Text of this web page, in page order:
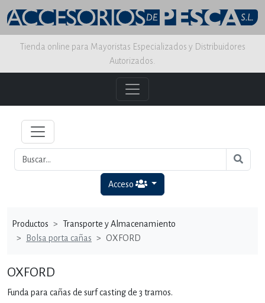
Tienda online para Mayoristas Especializados y Distribuidores
Autorizados.
Acceso
Productos
Transporte y Almacenamiento
Bolsa porta cañas
OXFORD
OXFORD
Funda para cañas de surf casting de 3 tramos.